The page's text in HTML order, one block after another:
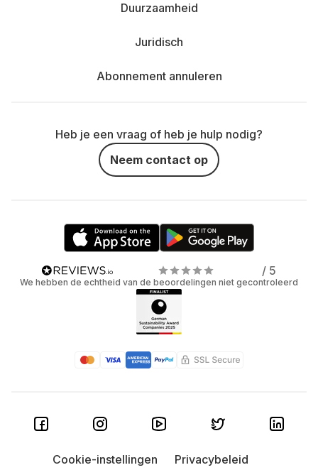
Duurzaamheid
Juridisch
Abonnement annuleren
Heb je een vraag of heb je hulp nodig?
Neem contact op
/ 5
We hebben de echtheid van de beoordelingen niet gecontroleerd
Cookie-instellingen
Privacybeleid